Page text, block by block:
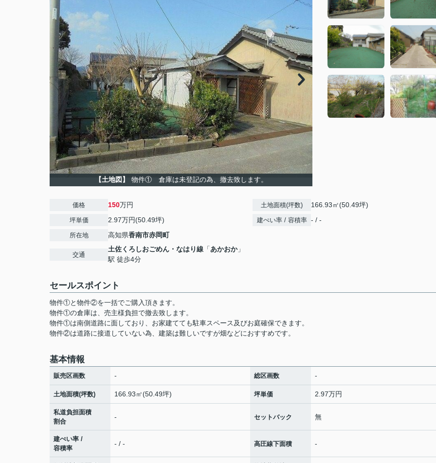
【土地図】 物件① 倉庫は未登記の為、撤去致します。
価格 150万円
坪単価 2.97万円(50.49坪)
所在地 高知県香南市赤岡町
交通
土佐くろしおごめん・なはり線 「あかおか」
駅 徒歩4分
土地面積(坪数) 166.93㎡(50.49坪)
建ぺい率 / 容積率 - / -
セールスポイント
物件①と物件②を一括でご購入頂きます。
物件①の倉庫は、売主様負担で撤去致します。
物件①は南側道路に面しており、お家建てても駐車スペース及びお庭確保できます。
物件②は道路に接道していない為、建築は難しいですが畑などにおすすめです。
基本情報
販売区画数 - 総区画数 -
土地面積(坪数) 166.93㎡(50.49坪) 坪単価 2.97万円
私道負担面積
割合
- セットバック 無
建ぺい率 /
容積率
- / - 高圧線下面積 -